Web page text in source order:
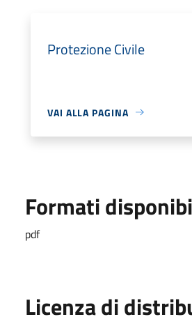
Protezione Civile
VAI ALLA PAGINA
Formati
pdf
Licenza di